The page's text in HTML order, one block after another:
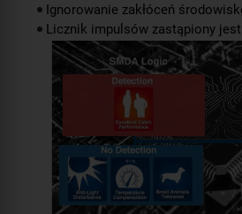
Ignorowanie zakłóceń
Licznik impulsów zastąpiony